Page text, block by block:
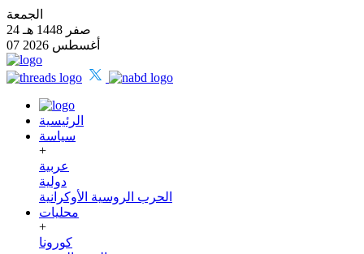
الجمعة
24 صفر 1448 هـ
07 أغسطس 2026
الرئيسية
سياسة
+
عربية
دولية
الحرب الروسية الأوكرانية
محليات
+
كورونا